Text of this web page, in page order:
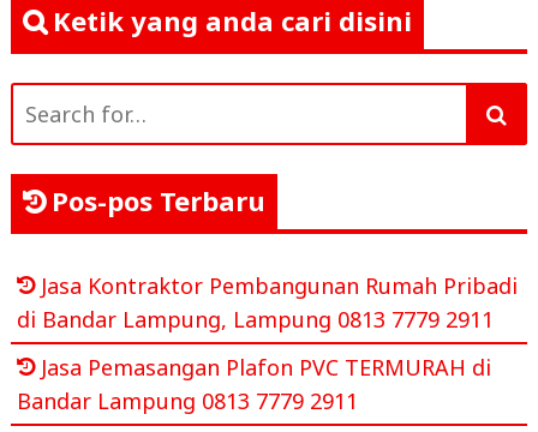
Ketik yang anda cari disini
for:
Pos-pos Terbaru
Jasa Kontraktor Pembangunan Rumah Pribadi
di Bandar Lampung, Lampung 0813 7779 2911
Jasa Pemasangan Plafon PVC TERMURAH di
Bandar Lampung 0813 7779 2911